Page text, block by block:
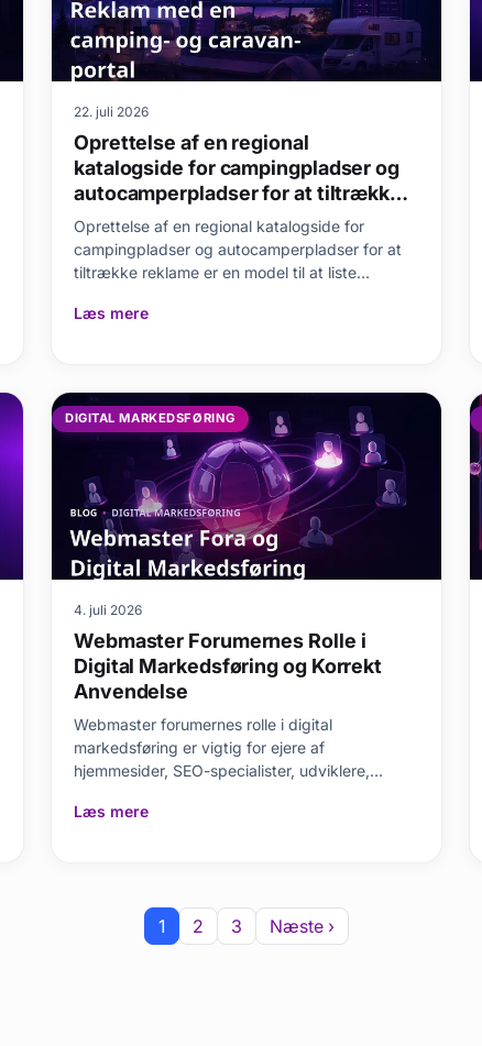
22. juli 2026
Oprettelse af en regional
katalogside for campingpladser og
autocamperpladser for at tiltrække
reklame
Oprettelse af en regional katalogside for
campingpladser og autocamperpladser for at
tiltrække reklame er en model til at liste
Læs mere
DIGITAL MARKEDSFØRING
4. juli 2026
Webmaster Forumernes Rolle i
Digital Markedsføring og Korrekt
Anvendelse
Webmaster forumernes rolle i digital
markedsføring er vigtig for ejere af
hjemmesider, SEO-specialister, udviklere,
Læs mere
1 2 3 Næste ›